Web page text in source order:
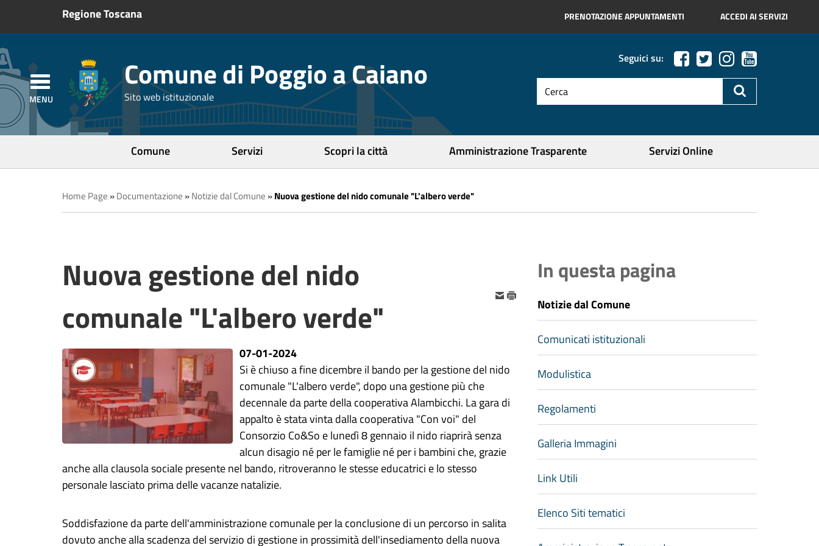
Regione Toscana PRENOTAZIONE APPUNTAMENTI ACCEDI AI SERVIZI
Comune di Poggio a Caiano
Sito web istituzionale
Seguici su:
testo
da
Comune Servizi Scopri la città Amministrazione Trasparente Servizi Online
Home Page »Documentazione »Notizie dal Comune »Nuova gestione del nido comunale "L'albero verde"
Nuova gestione del nido
comunale "L'albero verde"
07-01-2024
Si è chiuso a fine dicembre il bando per la gestione del nido
comunale "L'albero verde", dopo una gestione più che
decennale da parte della cooperativa Alambicchi. La gara di
appalto è stata vinta dalla cooperativa "Con voi" del
Consorzio Co&So e lunedì 8 gennaio il nido riaprirà senza
alcun disagio né per le famiglie né per i bambini che, grazie
anche alla clausola sociale presente nel bando, ritroveranno le stesse educatrici e lo stesso
personale lasciato prima delle vacanze natalizie.
Soddisfazione da parte dell'amministrazione comunale per la conclusione di un percorso in salita
dovuto anche alla scadenza del servizio di gestione in prossimità dell'insediamento della nuova
In questa pagina
Notizie dal Comune
Comunicati istituzionali
Modulistica
Regolamenti
Galleria Immagini
Link Utili
Elenco Siti tematici